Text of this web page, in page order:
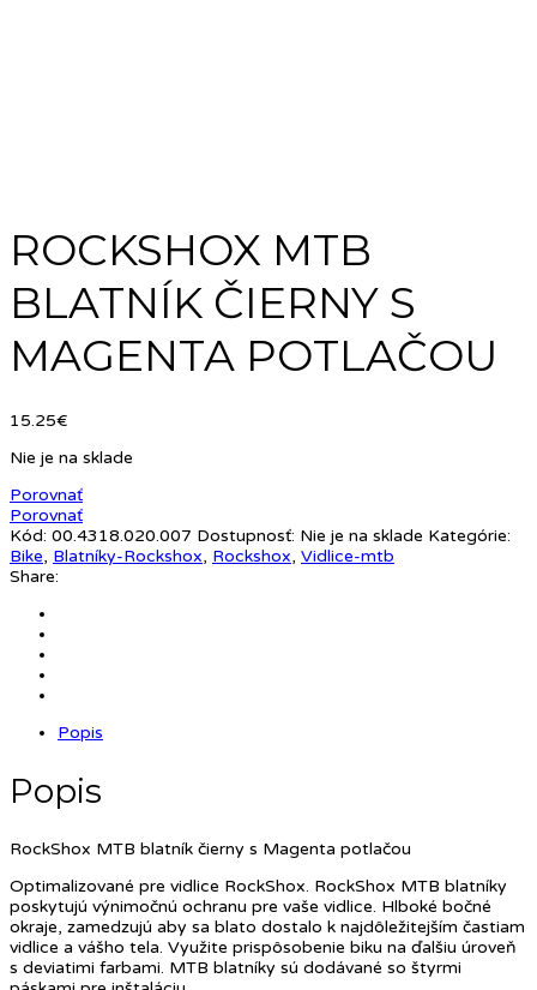
ROCKSHOX MTB
BLATNÍK ČIERNY S
MAGENTA POTLAČOU
15.25€
Nie je na sklade
Porovnať
Porovnať
Kód: 00.4318.020.007 Dostupnosť: Nie je na sklade Kategórie:
Bike, Blatníky-Rockshox, Rockshox, Vidlice-mtb
Share:
Popis
Popis
RockShox MTB blatník čierny s Magenta potlačou
Optimalizované pre vidlice RockShox. RockShox MTB blatníky
poskytujú výnimočnú ochranu pre vaše vidlice. Hlboké bočné
okraje, zamedzujú aby sa blato dostalo k najdôležitejším častiam
vidlice a vášho tela. Využite prispôsobenie biku na ďalšiu úroveň
s deviatimi farbami. MTB blatníky sú dodávané so štyrmi